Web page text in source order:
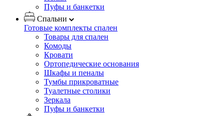
Пуфы и банкетки
Спальни
Готовые комплекты спален
Товары для спален
Комоды
Кровати
Ортопедические основания
Шкафы и пеналы
Тумбы прикроватные
Туалетные столики
Зеркала
Пуфы и банкетки